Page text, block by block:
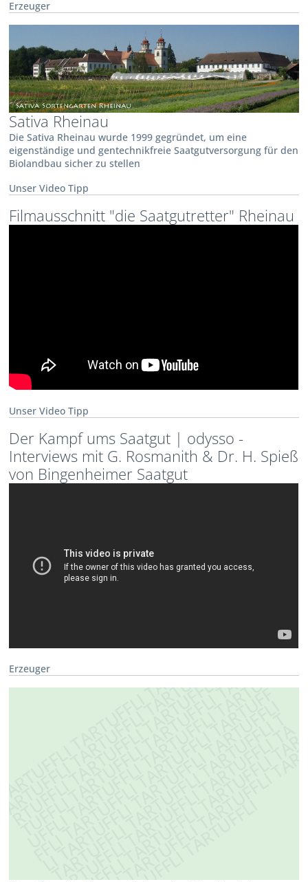
Erzeuger
Sativa Rheinau
Die Sativa Rheinau wurde 1999 gegründet, um eine
eigenständige und gentechnikfreie Saatgutversorgung für den
Biolandbau sicher zu stellen
Unser Video Tipp
Filmausschnitt "die Saatgutretter" Rheinau
Unser Video Tipp
Der Kampf ums Saatgut | odysso -
Interviews mit G. Rosmanith & Dr. H. Spieß
von Bingenheimer Saatgut
Erzeuger